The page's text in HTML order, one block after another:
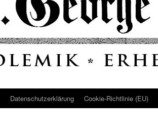
Datenschutz­erklärung Cookie-Richtlinie (EU)